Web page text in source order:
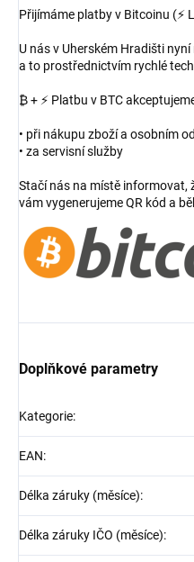
Přijímáme platby v Bitcoinu (⚡
U nás v Uherském Hradišti
a to prostřednictvím rychlé
₿ + ⚡ Platbu v BTC
• při nákupu zboží a osobním
• za servisní služby
Stačí nás na místě informovat,
vám vygenerujeme QR kód a
Doplňkové parametry
Kategorie:
EAN:
Délka záruky (měsíce):
Délka záruky IČO (měsíce):